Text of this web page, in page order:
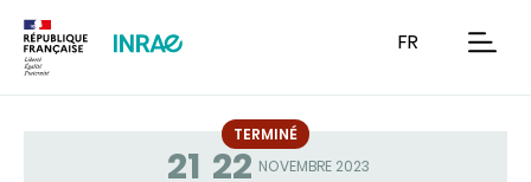
FR
21 22 NOVEMBRE 2023
Statut
TERMINÉ